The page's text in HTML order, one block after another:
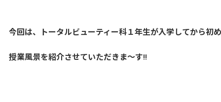
今回は、トータルビューティー科１年生が入学してから初
授業風景を紹介させていただきま～す!!